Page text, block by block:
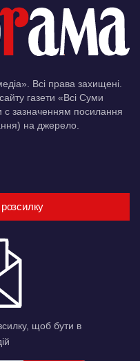
Всі права захищені.
газети «Всі Суми
c зазначенням посилання
на джерело.
щоб бути в